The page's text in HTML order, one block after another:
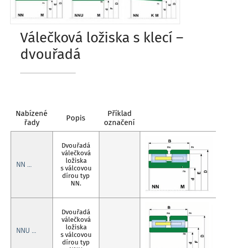
Válečková ložiska s klecí –
dvouřadá
Nabízené
řady
Popis
Příklad
označení
NN …
Dvouřadá
válečková
ložiska
s válcovou
dírou typ
NN.
NNU …
Dvouřadá
válečková
ložiska
s válcovou
dírou typ